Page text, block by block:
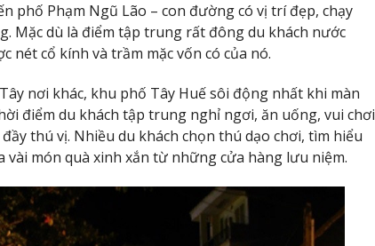
phố Phạm Ngũ Lão – con đường có vị trí đẹp, chạy
Mặc dù là điểm tập trung rất đông du khách nước
nét cổ kính và trầm mặc vốn có của nó.
nơi khác, khu phố Tây Huế sôi động nhất khi màn
điểm du khách tập trung nghỉ ngơi, ăn uống, vui chơi
thú vị. Nhiều du khách chọn thú dạo chơi, tìm hiểu
vài món quà xinh xắn từ những cửa hàng lưu niệm.